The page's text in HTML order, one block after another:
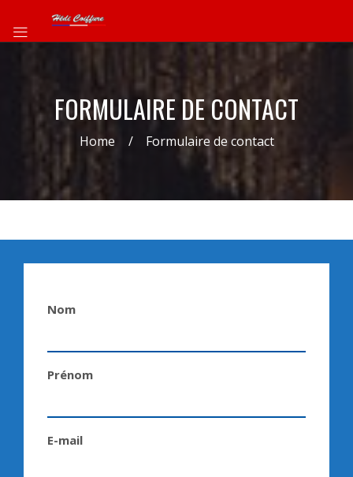
FORMULAIRE DE CONTACT
Home Formulaire de contact
Nom
Prénom
E-mail